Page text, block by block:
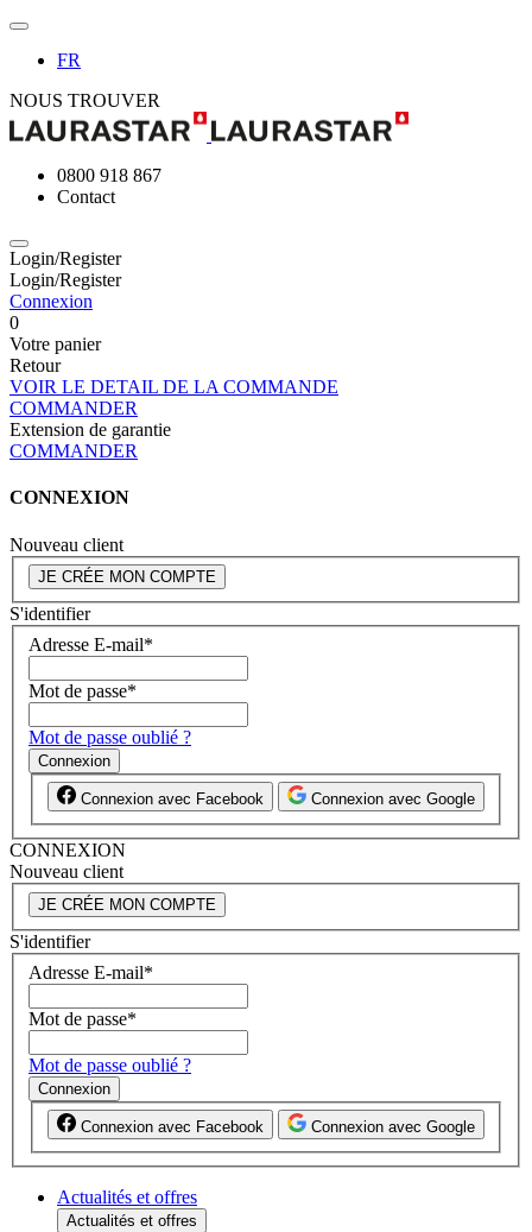
FR
NOUS TROUVER
0800 918 867
Contact
Login/Register
Login/Register
Connexion
0
Votre panier
Retour
VOIR LE DETAIL DE LA COMMANDE
COMMANDER
Extension de garantie
COMMANDER
CONNEXION
Nouveau client
JE CRÉE MON COMPTE
S'identifier
Adresse E-mail*
Mot de passe*
Mot de passe oublié ?
Connexion
Connexion avec Facebook Connexion avec Google
CONNEXION
Nouveau client
JE CRÉE MON COMPTE
S'identifier
Adresse E-mail*
Mot de passe*
Mot de passe oublié ?
Connexion
Connexion avec Facebook Connexion avec Google
Actualités et offres
Actualités et offres